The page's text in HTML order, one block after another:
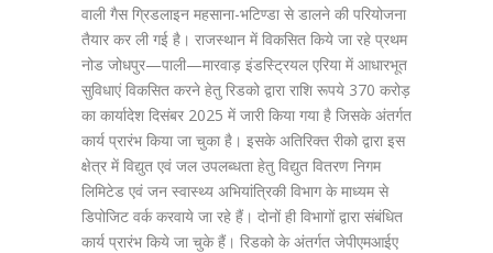
वाली गैस ग्रिडलाइन महसाना-भटिण्डा से डालने की परियोजना
तैयार कर ली गई है। राजस्थान में विकसित किये जा रहे प्रथम
नोड जोधपुर—पाली—मारवाड़ इंडस्ट्रियल एरिया में आधारभूत
सुविधाएं विकसित करने हेतु रिडको द्वारा राशि रूपये 370 करोड़
का कार्यादेश दिसंबर 2025 में जारी किया गया है जिसके अंतर्गत
कार्य प्रारंभ किया जा चुका है। इसके अतिरिक्त रीको द्वारा इस
क्षेत्र में विद्युत एवं जल उपलब्धता हेतु विद्युत वितरण निगम
लिमिटेड एवं जन स्वास्थ्य अभियांत्रिकी विभाग के माध्यम से
डिपोजिट वर्क करवाये जा रहे हैं। दोनों ही विभागों द्वारा संबंधित
कार्य प्रारंभ किये जा चुके हैं। रिडको के अंतर्गत जेपीएमआईए